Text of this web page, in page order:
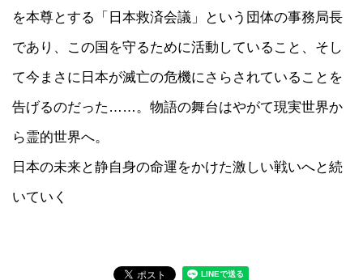
を本尊とする「日本救済会議」という団体の事務局長
であり、この国を守るために活動していること、そし
て今まさに日本が滅亡の危機にさらされていることを
告げるのだった……。物語の舞台はやがて現実世界か
ら霊的世界へ。
日本の未来と静自身の命運をかけた激しい戦いへと続
いていく